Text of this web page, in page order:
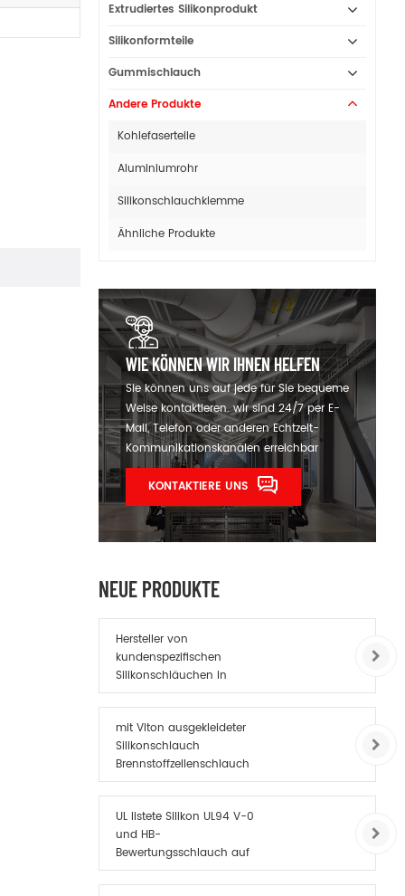
Extrudiertes Silikonprodukt
Silikonformteile
Gummischlauch
Andere Produkte
Kohlefaserteile
Aluminiumrohr
Silikonschlauchklemme
Ähnliche Produkte
WIE KÖNNEN WIR IHNEN HELFEN
Sie können uns auf jede für Sie bequeme
Weise kontaktieren. wir sind 24/7 per E-
Mail, Telefon oder anderen Echtzeit-
Kommunikationskanälen erreichbar
KONTAKTIERE UNS
NEUE PRODUKTE
Hersteller von
kundenspezifischen
Silikonschläuchen in
China
mit Viton ausgekleideter
Silikonschlauch
Brennstoffzellenschlauch
UL listete Silikon UL94 V-0
und HB-
Bewertungsschlauch auf